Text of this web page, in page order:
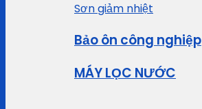
Sơn giảm nhiệt
Bảo ôn công nghiệp
MÁY LỌC NƯỚC